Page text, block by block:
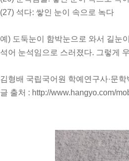
(27) 석다: 쌓인 눈이 속으로 녹다
예) 도둑눈이 함박눈으로 와서 길눈
석어 눈석임으로 스러졌다. 그렇게
김형배 국립국어원 학예연구사·문학
글 출처 : http://www.hangyo.com/